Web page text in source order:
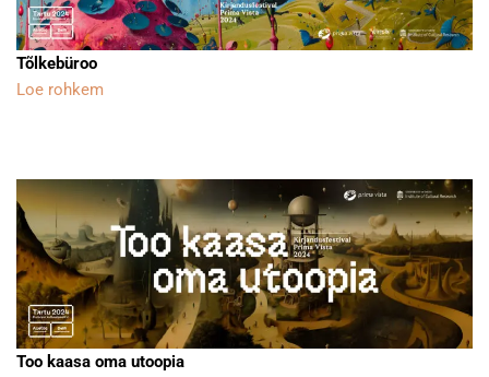
Tõlkebüroo
Loe rohkem
Too kaasa oma utoopia